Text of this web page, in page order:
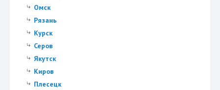
Омск
Рязань
Курск
Серов
Якутск
Киров
Плесецк